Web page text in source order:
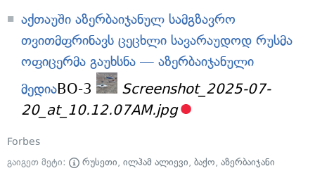
აქთაუში აზერბაიჯანულ სამგზავრო
თვითმფრინავს ცეცხლი სავარაუდოდ რუსმა
ოფიცერმა გაუხსნა — აზერბაიჯანული
მედიაBO-3
Screenshot_2025-07-
20_at_10.12.07AM.jpg
Forbes
გაიგეთ მეტი:
რუსეთი, ილჰამ ალიევი, ბაქო, აზერბაიჯანი